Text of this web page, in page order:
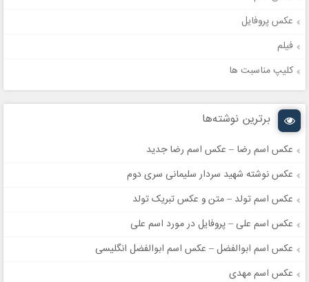
عکس پروفایل
فیلم
کلیپ مناسبت ها
برترین نوشته‌ها
عکس اسم رضا – عکس اسم رضا جدید
عکس نوشته شهید سردار سلیمانی سری دوم
عکس اسم تولد – متن و عکس تبریک تولد
عکس اسم علی – پروفایل در مورد اسم علی
عکس اسم ابوالفضل – عکس اسم ابوالفضل انگلیسی
عکس اسم مهدی